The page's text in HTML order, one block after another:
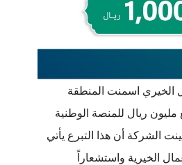
الخيري اسمنت المنطقة
مليون ريال للمنصة الوطنية
الشركة أن هذا التبرع يأتي
الخيرية واستشعاراً